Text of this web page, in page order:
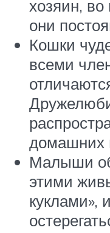
хозяин, во
они
Кошки
всеми
домашних
Малыши
этими
куклами»,